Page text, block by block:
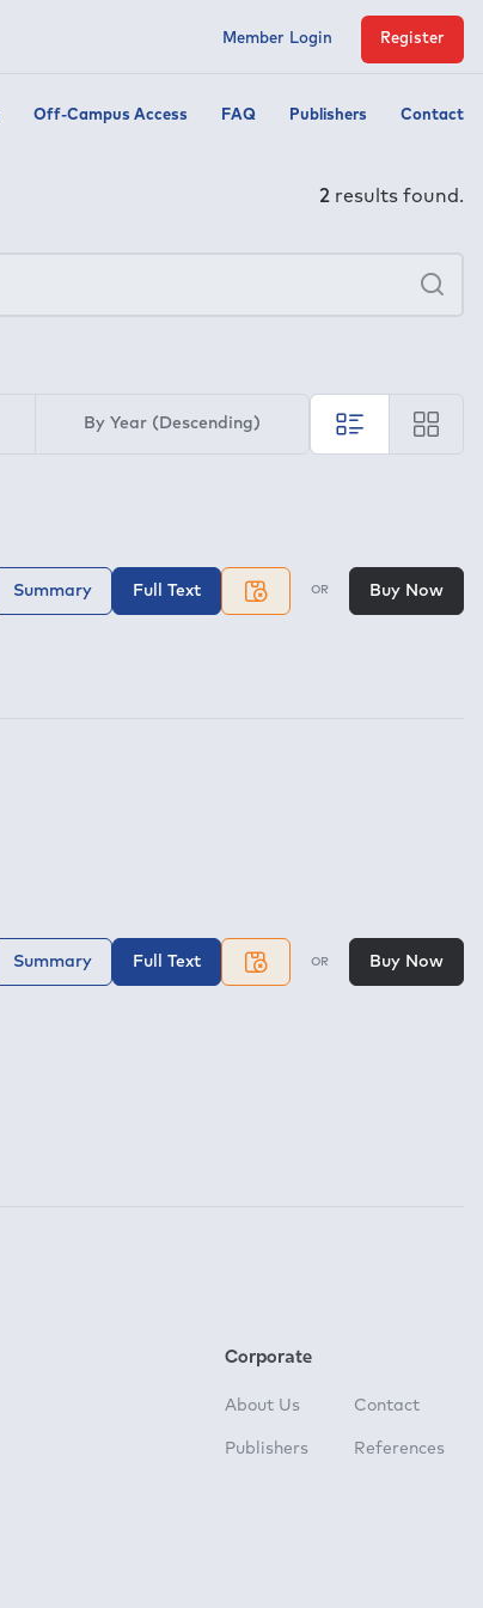
Off-Campus Access FAQ Publishers Contact
Member Login Register
2 results found.
By Year (Descending)
Summary Full Text OR Buy Now
Summary Full Text OR Buy Now
Corporate
About Us
Publishers
Contact
References